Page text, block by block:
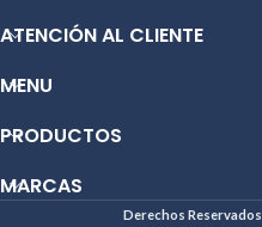
ATENCIÓN AL CLIENTE
MENU
PRODUCTOS
MARCAS
Derechos Reservados